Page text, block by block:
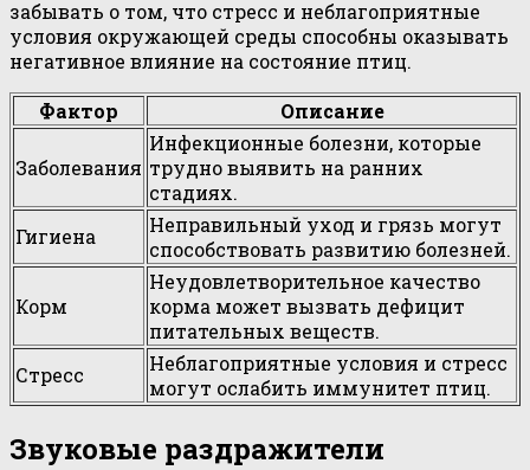
забывать о том, что стресс и неблагоприятные
условия окружающей среды способны оказывать
негативное влияние на состояние птиц.
Фактор
Описание
Заболевания
Инфекционные болезни, которые
трудно выявить на ранних
стадиях.
Гигиена
Неправильный уход и грязь могут
способствовать развитию болезней.
Корм
Неудовлетворительное качество
корма может вызвать дефицит
питательных веществ.
Стресс
Неблагоприятные условия и стресс
могут ослабить иммунитет птиц.
Звуковые раздражители